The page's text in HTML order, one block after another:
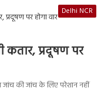
Delhi NCR
कतार, प्रदूषण पर
जांच की जांच के लिए परेशान नहीं